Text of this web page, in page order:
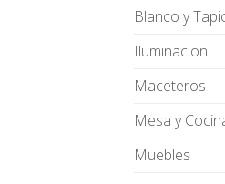
Blanco y
Iluminacion
Maceteros
Mesa y
Muebles